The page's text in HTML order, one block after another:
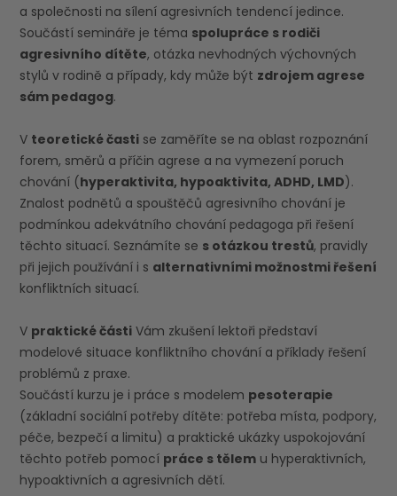
a společnosti na sílení agresivních tendencí jedince.
Součástí semináře je téma spolupráce s rodiči
agresivního dítěte, otázka nevhodných výchovných
stylů v rodině a případy, kdy může být zdrojem agrese
sám pedagog.
V teoretické časti se zaměříte se na oblast rozpoznání
forem, směrů a příčin agrese a na vymezení poruch
chování (hyperaktivita, hypoaktivita, ADHD, LMD).
Znalost podnětů a spouštěčů agresivního chování je
podmínkou adekvátního chování pedagoga při řešení
těchto situací. Seznámíte se s otázkou trestů, pravidly
při jejich používání i s alternativními možnostmi řešení
konfliktních situací.
V praktické části Vám zkušení lektoři představí
modelové situace konfliktního chování a příklady řešení
problémů z praxe.
Součástí kurzu je i práce s modelem pesoterapie
(základní sociální potřeby dítěte: potřeba místa, podpory,
péče, bezpečí a limitu) a praktické ukázky uspokojování
těchto potřeb pomocí práce s tělem u hyperaktivních,
hypoaktivních a agresivních dětí.